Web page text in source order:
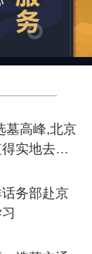
墓高峰,北京
实地去看
务部赴京